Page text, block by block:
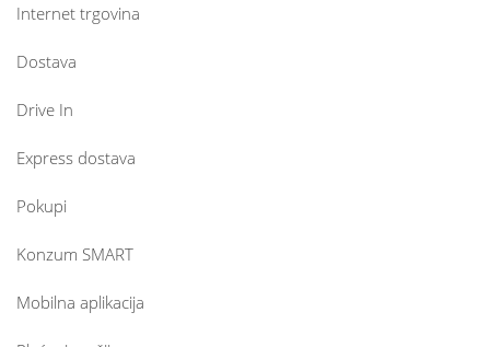
Internet trgovina
Dostava
Drive In
Express dostava
Pokupi
Konzum SMART
Mobilna aplikacija